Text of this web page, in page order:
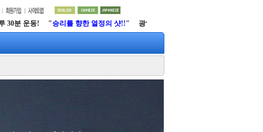
분 운동! " 승리를 향한 열정의 샷!! " 광양시 테니스협회